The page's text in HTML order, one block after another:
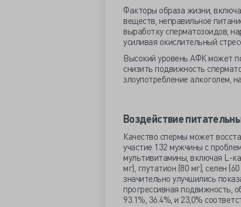
Факторы образа жизни,
веществ, неправильное
выработку сперматозоидов,
усиливая окислительный
Высокий уровень АФК может
снизить подвижность
злоупотребление алкоголем,
Воздействие
Качество спермы может
участие 132 мужчины с
мультивитамины, включая L-
мг), глутатион (80 мг), селен
значительно улучшились
прогрессивная подвижность,
93.1%, 36.4%, и 23,0%